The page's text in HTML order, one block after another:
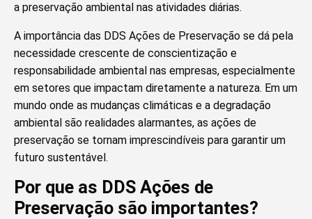
a preservação ambiental nas atividades diárias.
A importância das DDS Ações de Preservação se dá pela
necessidade crescente de conscientização e
responsabilidade ambiental nas empresas, especialmente
em setores que impactam diretamente a natureza. Em um
mundo onde as mudanças climáticas e a degradação
ambiental são realidades alarmantes, as ações de
preservação se tornam imprescindíveis para garantir um
futuro sustentável.
Por que as DDS Ações de
Preservação são importantes?